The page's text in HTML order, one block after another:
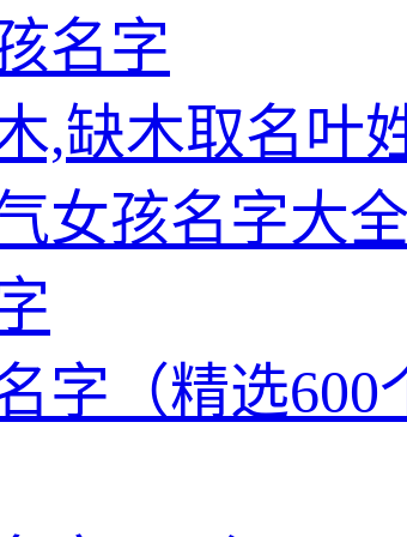
名字
,缺木取名叶
女孩名字大全
字（精选600